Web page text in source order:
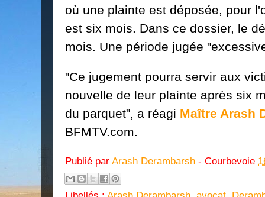
où une plainte est déposée, pour
est six mois. Dans ce dossier, le
mois. Une période jugée
"Ce jugement pourra servir aux
nouvelle de leur plainte après six
du parquet", a réagi Maître Arash
BFMTV.com.
Publié par Arash Derambarsh - Courbevoie